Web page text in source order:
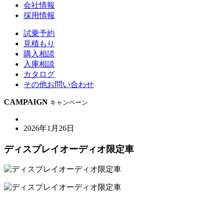
会社情報
採用情報
試乗予約
見積もり
購入相談
入庫相談
カタログ
その他お問い合わせ
CAMPAIGN キャンペーン
2026年1月26日
ディスプレイオーディオ限定車